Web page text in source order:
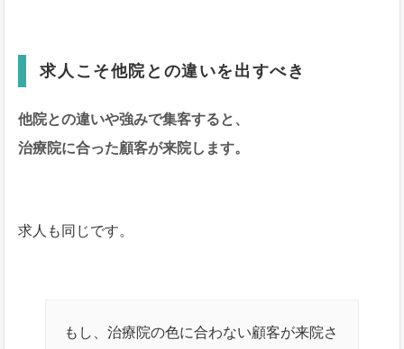
求人こそ他院との違いを出すべき
他院との違いや強みで集客すると、
治療院に合った顧客が来院します。
求人も同じです。
もし、治療院の色に合わない顧客が来院さ